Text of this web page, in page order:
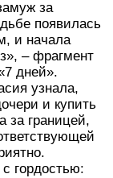
за
появилась
и начала
– фрагмент
дней».
узнала,
и купить
за границей,
гордостью: